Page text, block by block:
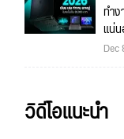
ทำ
แน่
วิดีโอแนะนำ